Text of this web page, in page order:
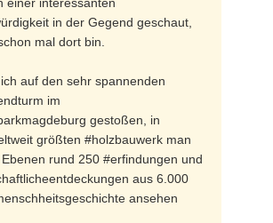
in der Gegend geschaut,
mal dort bin.
auf den sehr spannenden
im
gestoßen, in
größten #holzbauwerk man
rund 250 #erfindungen und
aus 6.000
ansehen